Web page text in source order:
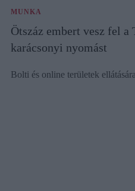
MUNKA
Ötszáz embert vesz fel a
karácsonyi nyomást
Bolti és online területek